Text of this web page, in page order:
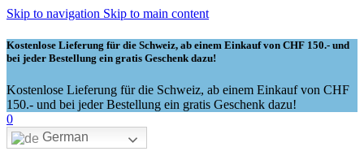
Skip to navigation Skip to main content
Kostenlose Lieferung für die Schweiz, ab einem Einkauf von CHF 150.- und
bei jeder Bestellung ein gratis Geschenk dazu!
Kostenlose Lieferung für die Schweiz, ab einem Einkauf von CHF
150.- und bei jeder Bestellung ein gratis Geschenk dazu!
0
German